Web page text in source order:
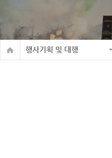
행사기획 및 대행